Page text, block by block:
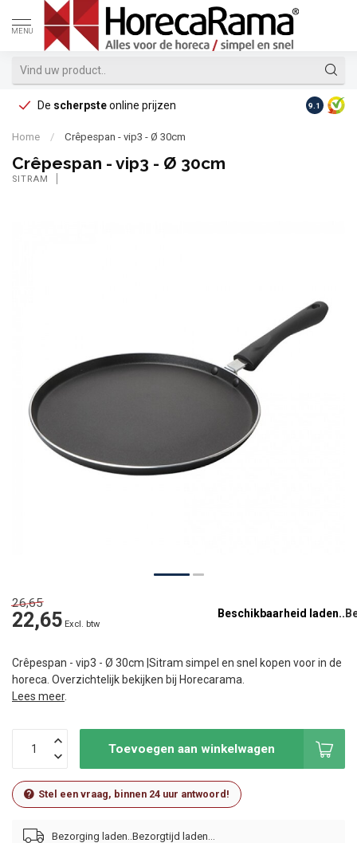
MENU
De scherpsteonline prijzen Op
9.1
Home / Crêpespan - vip3 - Ø 30cm
Crêpespan - vip3 - Ø 30cm
SITRAM
26,65
22,65 Excl. btw
Beschikbaarheid laden..
Crêpespan - vip3 - Ø 30cm |Sitram simpel en snel kopen voor in de
horeca. Overzichtelijk bekijken bij Horecarama.
Lees meer.
Toevoegen aan winkelwagen
Stel een vraag, binnen 24 uur antwoord!
Bezorging laden..